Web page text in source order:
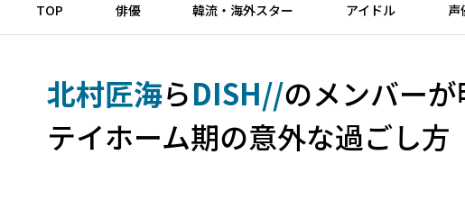
TOP 俳優 韓流・海外スター アイドル 声
北村匠海らDISH//のメンバー
テイホーム期の意外な過ごし方